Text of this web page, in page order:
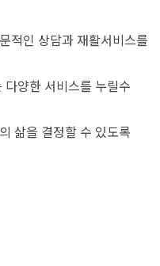
적인 상담과 재활서비스를
양한 서비스를 누릴수
삶을 결정할 수 있도록